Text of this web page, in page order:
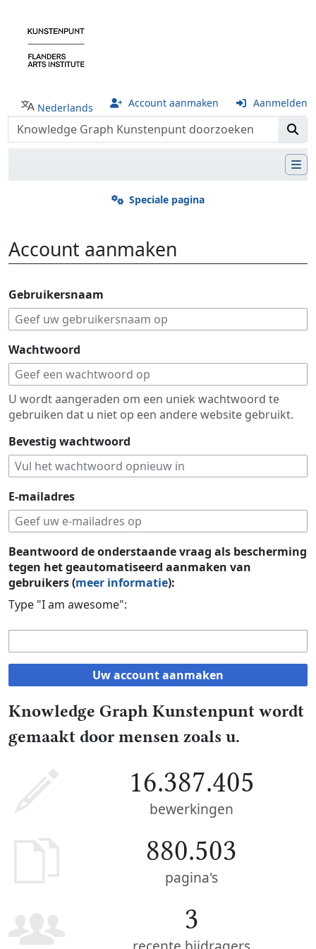
Nederlands Account aanmaken Aanmelden
Speciale pagina
Account aanmaken
Gebruikersnaam
Wachtwoord
U wordt aangeraden om een uniek wachtwoord te
gebruiken dat u niet op een andere website gebruikt.
Bevestig wachtwoord
E-mailadres
Beantwoord de onderstaande vraag als bescherming
tegen het geautomatiseerd aanmaken van
gebruikers (meer informatie):
Type "I am awesome":
Uw account aanmaken
Knowledge Graph Kunstenpunt wordt
gemaakt door mensen zoals u.
16.387.405
bewerkingen
880.503
pagina's
3